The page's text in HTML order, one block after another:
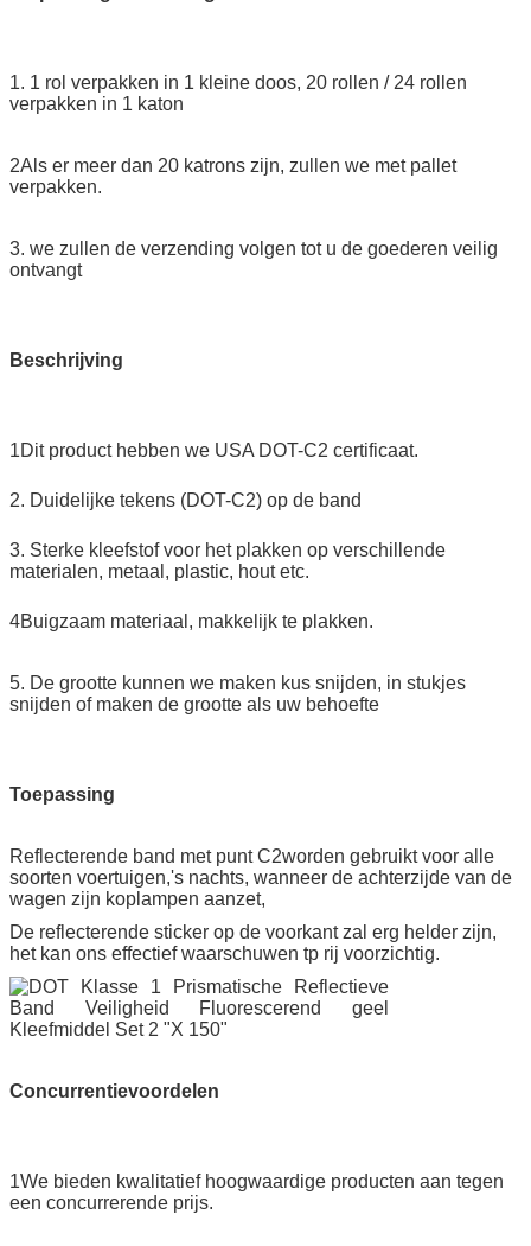
1. 1 rol verpakken in 1 kleine doos, 20 rollen / 24 rollen
verpakken in 1 katon
2Als er meer dan 20 katrons zijn, zullen we met pallet
verpakken.
3. we zullen de verzending volgen tot u de goederen veilig
ontvangt
Beschrijving
1Dit product hebben we USA DOT-C2 certificaat.
2. Duidelijke tekens (DOT-C2) op de band
3. Sterke kleefstof voor het plakken op verschillende
materialen, metaal, plastic, hout etc.
4Buigzaam materiaal, makkelijk te plakken.
5. De grootte kunnen we maken kus snijden, in stukjes
snijden of maken de grootte als uw behoefte
Toepassing
Reflecterende band met punt C2worden gebruikt voor alle
soorten voertuigen,'s nachts, wanneer de achterzijde van de
wagen zijn koplampen aanzet,
De reflecterende sticker op de voorkant zal erg helder zijn,
het kan ons effectief waarschuwen tp rij voorzichtig.
Concurrentievoordelen
1We bieden kwalitatief hoogwaardige producten aan tegen
een concurrerende prijs.